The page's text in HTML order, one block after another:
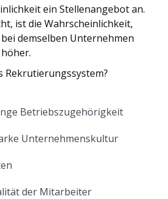
ein Stellenangebot an.
ist die Wahrscheinlichkeit,
demselben Unternehmen
Rekrutierungssystem?
Betriebszugehörigkeit
Unternehmenskultur
der Mitarbeiter